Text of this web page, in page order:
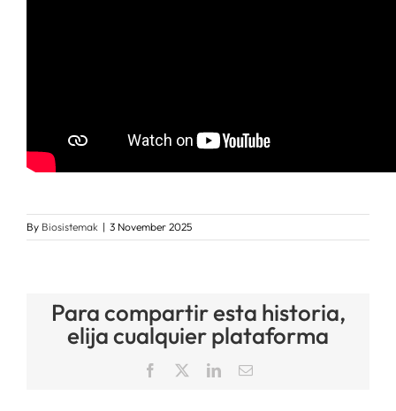
By Biosistemak | 3 November 2025
Para compartir esta historia,
elija cualquier plataforma
Facebook LinkedInEmail